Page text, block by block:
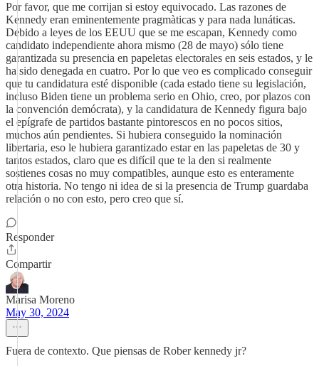
Por favor, que me corrijan si estoy equivocado. Las razones de
Kennedy eran eminentemente pragmàticas y para nada lunáticas.
Debido a leyes de los EEUU que se me escapan, Kennedy como
candidato independiente ahora mismo (28 de mayo) sólo tiene
garantizada su presencia en papeletas electorales en seis estados, y le
ha sido denegada en cuatro. Por lo que veo es complicado conseguir
que tu candidatura esté disponible (cada estado tiene su legislación,
incluso Biden tiene un problema serio en Ohio, creo, por plazos con
la convención demócrata), y la candidatura de Kennedy figura bajo
el epígrafe de partidos bastante pintorescos en no pocos sitios,
muchos aún pendientes. Si hubiera conseguido la nominación
libertaria, eso le hubiera garantizado estar en las papeletas de 30 y
tantos estados, claro que es difícil que te la den si realmente
sostienes cosas no muy compatibles, aunque esto es enteramente
otra historia. No tengo ni idea de si la presencia de Trump guardaba
relación o no con esto, pero creo que sí.
Responder
Compartir
Marisa Moreno
May 30, 2024
Fuera de contexto. Que piensas de Rober kennedy jr?